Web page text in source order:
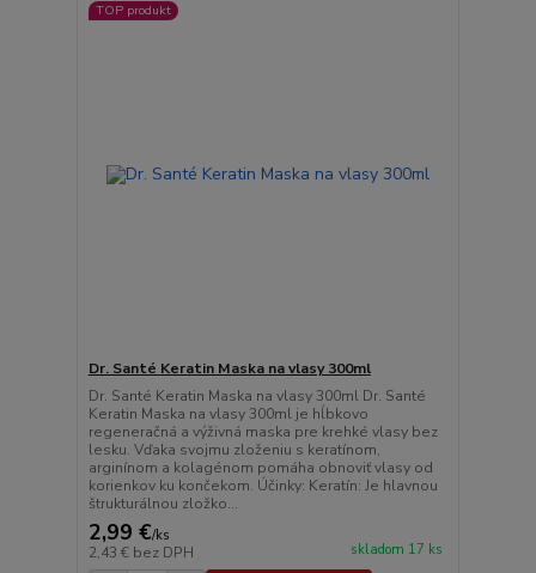
TOP produkt
Dr. Santé Keratin Maska na vlasy 300ml
Dr. Santé Keratin Maska na vlasy 300ml Dr. Santé
Keratin Maska na vlasy 300ml je hĺbkovo
regeneračná a výživná maska pre krehké vlasy bez
lesku. Vďaka svojmu zloženiu s keratínom,
arginínom a kolagénom pomáha obnoviť vlasy od
korienkov ku končekom. Účinky: Keratín: Je hlavnou
štrukturálnou zložko...
2,99 €/ks
2,43 € bez DPH skladom 17 ks